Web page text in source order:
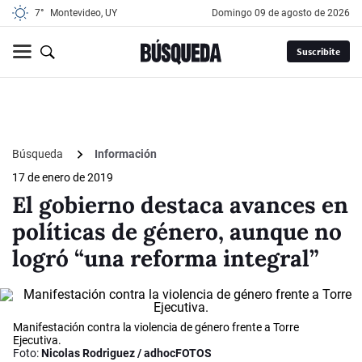
7° Montevideo, UY domingo 09 de agosto de 2026
Suscribite
Búsqueda
Información
17 de enero de 2019
El gobierno destaca avances en
políticas de género, aunque no
logró “una reforma integral”
Manifestación contra la violencia de género frente a Torre
Ejecutiva.
Foto:Nicolas Rodriguez / adhocFOTOS